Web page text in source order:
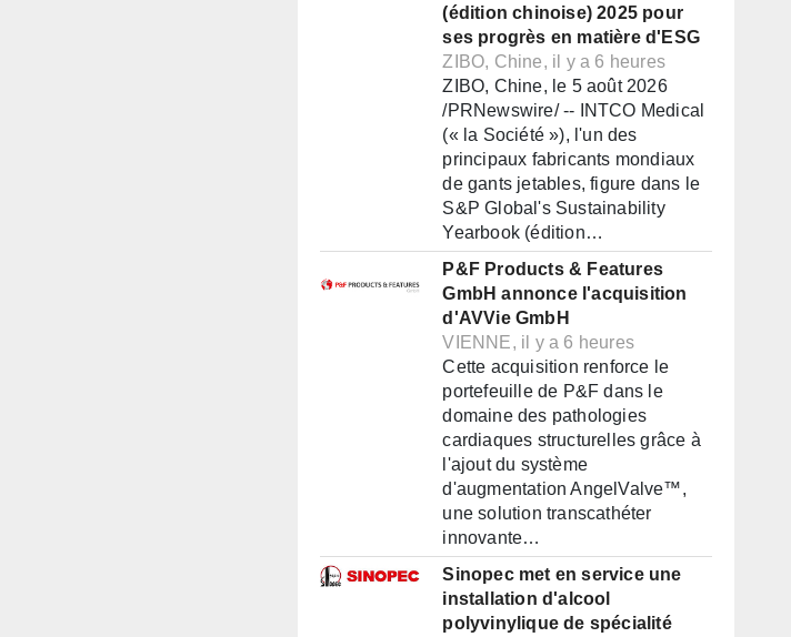
(édition chinoise) 2025 pour
ses progrès en matière d'ESG
ZIBO, Chine, il y a 6 heures
ZIBO, Chine, le 5 août 2026
/PRNewswire/ -- INTCO Medical
(« la Société »), l'un des
principaux fabricants mondiaux
de gants jetables, figure dans le
S&P Global's Sustainability
Yearbook (édition…
P&F Products & Features
GmbH annonce l'acquisition
d'AVVie GmbH
VIENNE, il y a 6 heures
Cette acquisition renforce le
portefeuille de P&F dans le
domaine des pathologies
cardiaques structurelles grâce à
l'ajout du système
d'augmentation AngelValve™,
une solution transcathéter
innovante…
Sinopec met en service une
installation d'alcool
polyvinylique de spécialité